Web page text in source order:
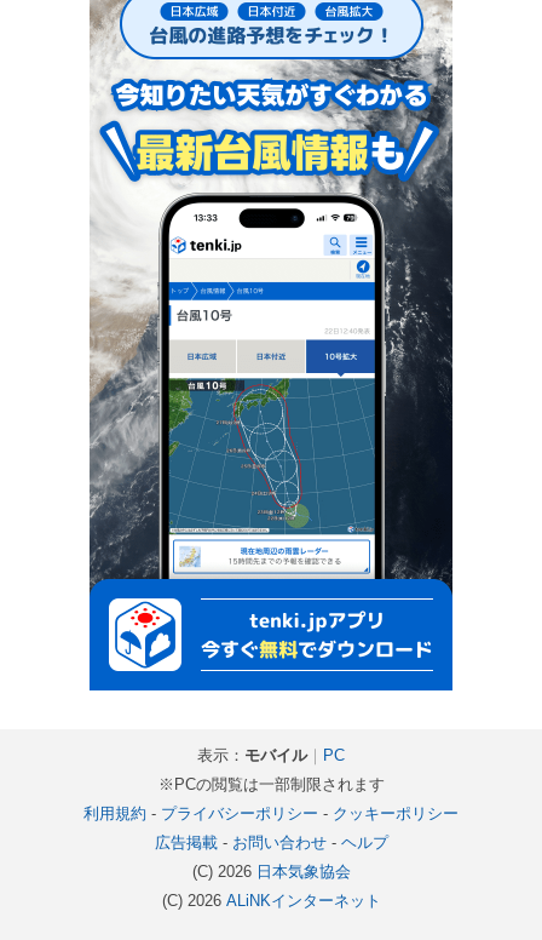
表示： モバイル｜
PC
※PCの閲覧は一部制限されます
利用規約 - プライバシーポリシー - クッキーポリシー
広告掲載- お問い合わせ- ヘルプ
(C) 2026 日本気象協会
(C) 2026 ALiNKインターネット